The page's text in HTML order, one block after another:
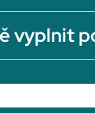
vyplnit